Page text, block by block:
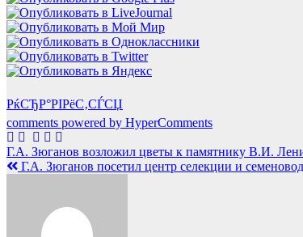
РќСЂР°РІРёС‚СЃСЏ
comments powered by HyperComments
Навигация
по
Г.А. Зюганов возложил цветы к памятнику В.И.
Г.А. Зюганов посетил центр селекции и